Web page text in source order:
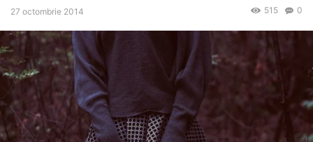
27 octombrie 2014 0
515